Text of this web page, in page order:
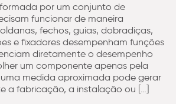
por um conjunto de
funcionar de maneira
fechos, guias, dobradiças,
e fixadores desempenham funções
diretamente o desempenho
um componente apenas pela
medida aproximada pode gerar
a fabricação, a instalação ou […]